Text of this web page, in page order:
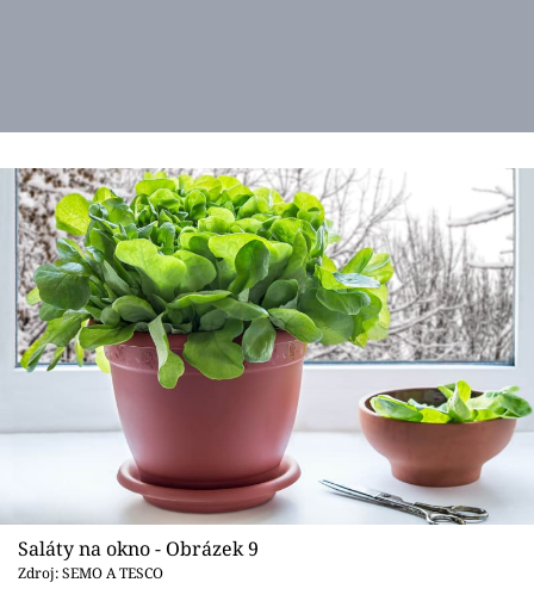
Saláty na okno - Obrázek 9
Zdroj: SEMO A TESCO